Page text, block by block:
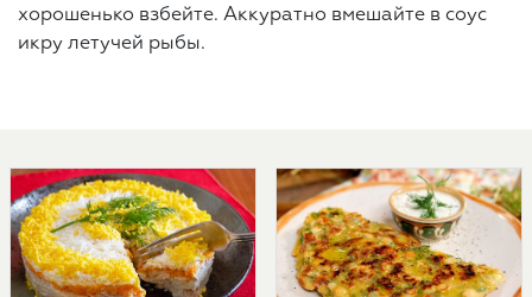
хорошенько взбейте. Аккуратно вмешайте в соус
икру летучей рыбы.